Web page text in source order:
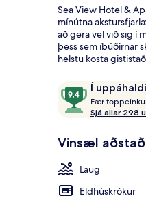
Sea View Hotel &
mínútna
að gera vel við sig í
þess sem íbúðirnar
helstu kosta
Umsagnir
Í
9,4
af
10,
uppáhaldi
gestum
Fær
Sjá allar 298
Vinsæl
Laug
Eldhúskrókur